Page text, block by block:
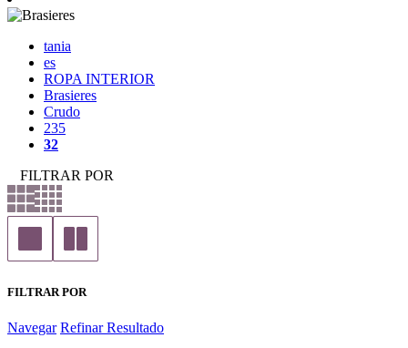
tania
es
ROPA INTERIOR
Brasieres
Crudo
235
32
FILTRAR POR
FILTRAR POR
Navegar Refinar Resultado